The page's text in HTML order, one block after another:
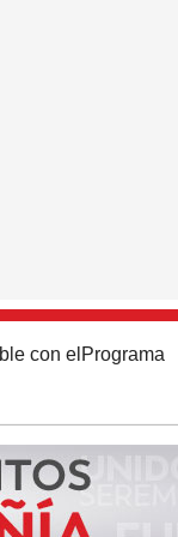
con el Programa